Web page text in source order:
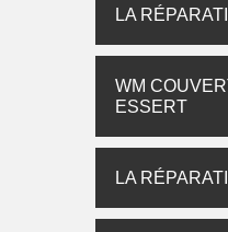
LA
WM
ESSERT
LA